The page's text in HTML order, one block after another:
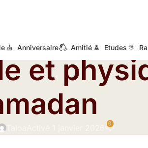
Anniversaire Amitié Etudes
RAMADAN - EID - AID
et
0